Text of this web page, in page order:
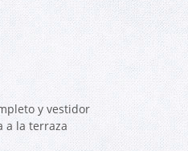
y vestidor
a la terraza